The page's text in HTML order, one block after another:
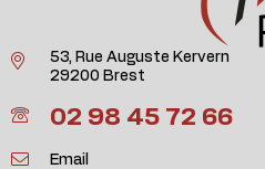
53, Rue Auguste Kervern
29200 Brest
02 98 45 72 66
Email